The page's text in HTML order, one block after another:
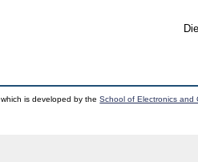
which is developed by theSchool of Electronics and